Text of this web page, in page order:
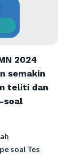
2024
semakin
teliti dan
soal
soal Tes